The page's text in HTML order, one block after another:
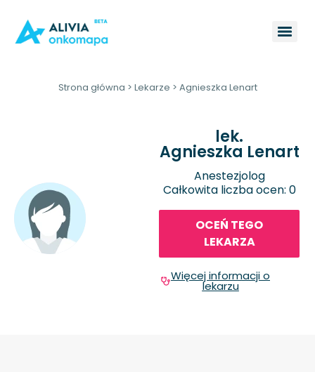
Strona główna > Lekarze > Agnieszka Lenart
lek.
Agnieszka Lenart
Anestezjolog
Całkowita liczba ocen: 0
OCEŃ TEGO
LEKARZA
Więcej informacji o
lekarzu